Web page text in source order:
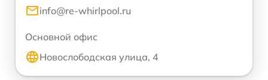
info@re-whirlpool.ru
Основной офис
Новослободская улица, 4